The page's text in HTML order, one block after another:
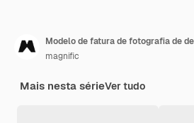
Modelo de fatura de fotografia de
magnific
Mais nesta sérieVer tudo